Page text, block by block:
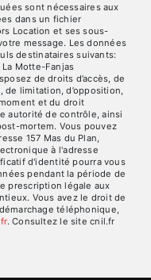
sont nécessaires aux
dans un fichier
Location et ses sous-
message. Les données
destinataires suivants:
La Motte-Fanjas
de droits d’accès, de
limitation, d’opposition,
et du droit
autorité de contrôle, ainsi
mortem. Vous pouvez
157 Mas du Plan,
à l'adresse
d'identité pourra vous
pendant la période de
prescription légale aux
Vous avez le droit de
téléphonique,
. Consultez le site cnil.fr